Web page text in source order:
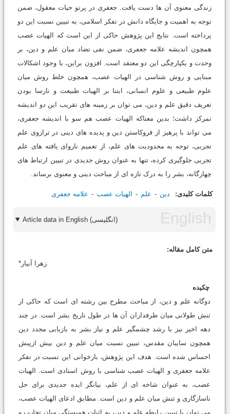
زندگی معنوی آن ها دست یافت. جعفری در پرتو حیات معقول، ضمن
توجه به اهمیت و جایگاه دانش در تفکر اسلامی، به تبیین نسبت این دو
پرداخته است. نتایج این پژوهش حاکی از این است که الهیات عصب
همچون اندیشه علامه جعفری، ضمن نفی تضاد میان علم و دین، بر
وحدت و یکپارچگی این دو معتقد است. افزون براین، با وجود اشکالات
مبنایی و روش شناسی در الهیات عصب، همچون خلط روش میان
علوم طبیعی و علوم انسانی، ابتنا بر الهیات طبیعت و نارسا بودن
تعریف دقیق علم و دین، می توان بر زمینه های تقریب این دو اندیشه
تمرکز داشت؛ بدین معناکه الهیات عصب هم سو با اندیشه جعفری،
می تواند با پرهیز از فروکاستن دین و پدیده های دینی در ترازوی علم
تجربی، توجه به محدودیت های علم، از تعمیم ناروای یافته های علم
تجربی جلوگیری کرده، تنها به عنوان روش جدیدی در تبیین ارتباط های
چهارگانه، بشر را به درک تازه ای از مباحث دینی و معنوی برساند.
کلمات کلیدی: دین علم الهیات عصب علامه جعفری
Article data in English (انگلیسی)
متن کامل مقاله:
زهرا آبیار*
چکیده
دوگانه علم و دین، از مباحث مطرح بین رشته ای است که حاکی از
تنش طولانی میان طرفداران آن ها در طول تاریخ بشر است. در چند
دهه اخیر نیز با رشد چشمگیر علم و نیاز بشر به بازیابی مجدد دین
همچون سایبان مقدس، تبیین نسبت میان علم و دین بیش ازپیش
احساس شده است. هدف این پژوهش، بازخوانی این نسبت در تفکر
علامه جعفری و الهیات عصب شناسی با روش اسنادی است. الهیات
عصب، به عنوان شاخه ای از علم، بیانگر ایده جدیدی برای حل
ناسازگاری و تنش میان علم و دین است. مطابق ادعای الهیات عصب،
می توان با تبیین رابطه علم و دین، به اثبات همبستگی میان تجارب و